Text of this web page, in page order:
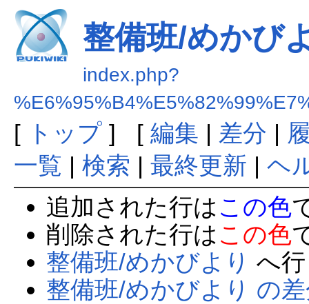
整備班/めかび
index.php?
[ トップ] [ 編集 | 差分 |
一覧 | 検索 | 最終更新 | ヘ
追加された行は この色
削除された行は この色
整備班/めかびより へ
整備班/めかびより の